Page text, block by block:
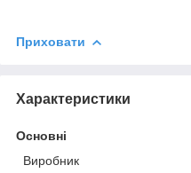
Приховати
Характеристики
Основні
Виробник